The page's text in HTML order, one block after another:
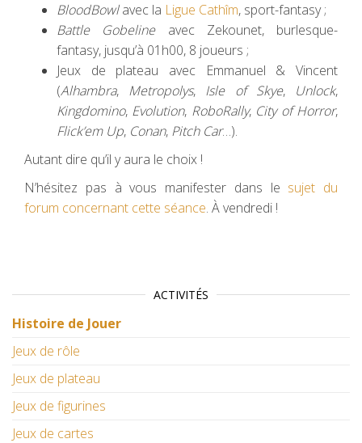
BloodBowlavec la Ligue Cathîm, sport-fantasy ;
Battle Gobelineavec Zekounet, burlesque-
fantasy, jusqu’à 01h00, 8 joueurs ;
Jeux de plateau avec Emmanuel & Vincent
(Alhambra, Metropolys, Isle of Skye, Unlock,
Kingdomino, Evolution, RoboRally, City of Horror,
Flick’em Up, Conan, Pitch Car…).
Autant dire qu’il y aura le choix !
N’hésitez pas à vous manifester dans le sujet du
forum concernant cette séance. À vendredi !
ACTIVITÉS
Histoire de Jouer
Jeux de rôle
Jeux de plateau
Jeux de figurines
Jeux de cartes